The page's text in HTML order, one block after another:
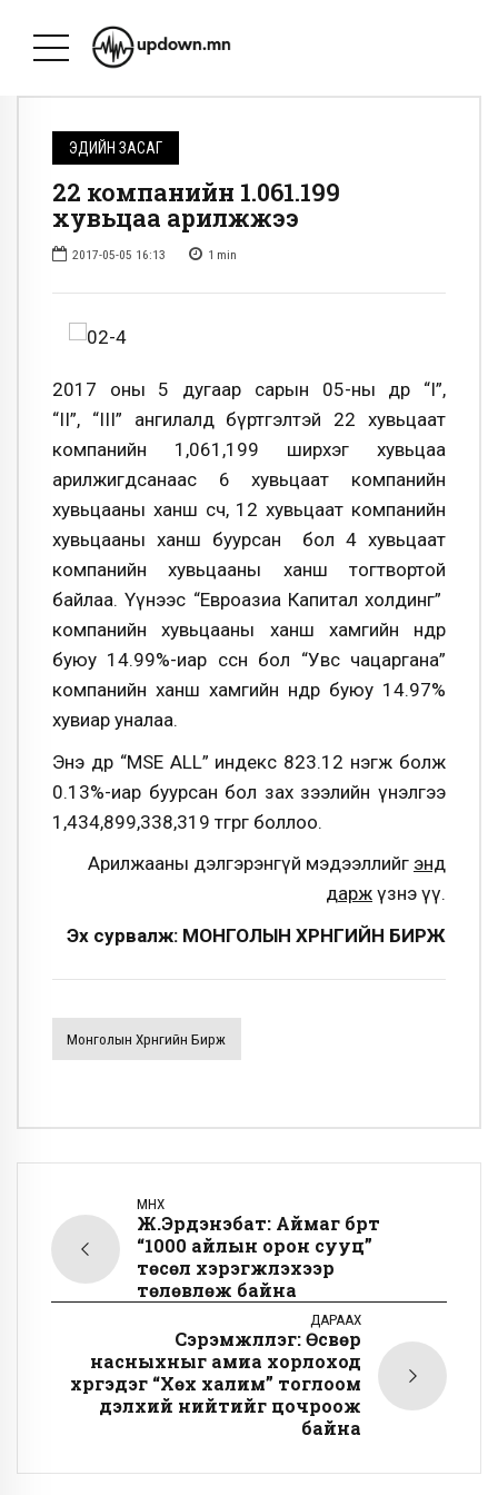
ЭДИЙН ЗАСАГ
22 компанийн 1.061.199
хувьцаа арилжжээ
2017-05-05 16:13 1 min
2017 оны 5 дугаар сарын 05-ны өдөр “I”,
“II”, “III” ангилалд бүртгэлтэй 22 хувьцаат
компанийн 1,061,199 ширхэг хувьцаа
арилжигдсанаас 6 хувьцаат компанийн
хувьцааны ханш өсч, 12 хувьцаат компанийн
хувьцааны ханш буурсан бол 4 хувьцаат
компанийн хувьцааны ханш тогтвортой
байлаа. Үүнээс “Евроазиа Капитал холдинг”
компанийн хувьцааны ханш хамгийн өндөр
буюу 14.99%-иар өссөн бол “Увс чацаргана”
компанийн ханш хамгийн өндөр буюу 14.97%
хувиар уналаа.
Энэ өдөр “MSE ALL” индекс 823.12 нэгж болж
0.13%-иар буурсан бол зах зээлийн үнэлгээ
1,434,899,338,319 төгрөг боллоо.
Арилжааны дэлгэрэнгүй мэдээллийг энд
дарж үзнэ үү.
Эх сурвалж: МОНГОЛЫН ХӨРӨНГИЙН БИРЖ
Монголын Хөрөнгийн Бирж
ӨМНӨХ
Ж.Эрдэнэбат: Аймаг бүрт
“1000 айлын орон сууц”
төсөл хэрэгжүүлэхээр
төлөвлөж байна
ДАРААХ
Сэрэмжлүүлэг: Өсвөр
насныхныг амиа хорлоход
хүргэдэг “Хөх халим” тоглоом
дэлхий нийтийг цочроож
байна